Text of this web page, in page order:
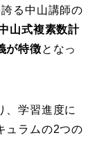
る中山講師の
山式複素数計
が特徴となっ
、学習進度に
ュラムの2つの